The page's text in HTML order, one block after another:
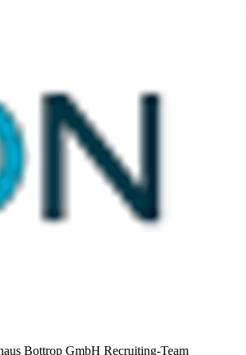
Bottrop GmbH Recruiting-Team